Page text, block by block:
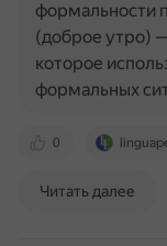
0
формальности
(доброе утро)
которое
формальных
Читать далее